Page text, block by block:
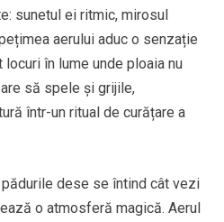
sunetul ei ritmic, mirosul
aerului aduc o senzație
în lume unde ploaia nu
să spele și grijile,
într-un ritual de curățare a
dese se întind cât vezi
o atmosferă magică. Aerul